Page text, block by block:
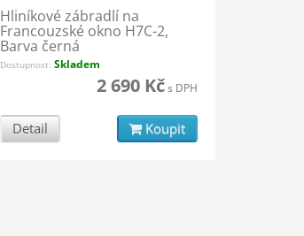
Hliníkové zábradlí na
Francouzské okno H7C-2,
Barva černá
Dostupnost: Skladem
2 690 Kčs DPH
Detail Koupit